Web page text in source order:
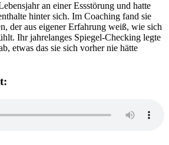
an einer Essstörung und hatte
hinter sich. Im Coaching fand sie
der aus eigener Erfahrung weiß, wie sich
Ihr jahrelanges Spiegel-Checking legte
etwas das sie sich vorher nie hätte